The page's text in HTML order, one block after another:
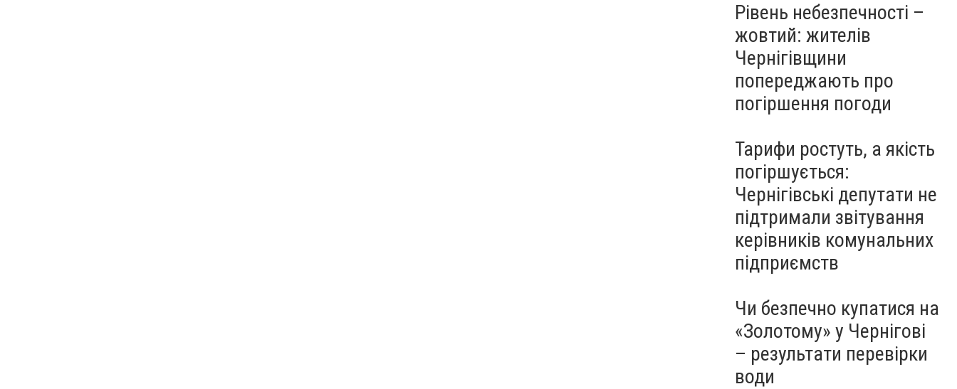
Рівень небезпечності –
жовтий: жителів
Чернігівщини
попереджають про
погіршення погоди
Тарифи ростуть, а якість
погіршується:
Чернігівські депутати не
підтримали звітування
керівників комунальних
підприємств
Чи безпечно купатися на
«Золотому» у Чернігові
– результати перевірки
води